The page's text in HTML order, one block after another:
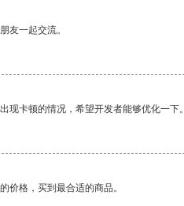
友一起交流。
现卡顿的情况，希望开发者能够优化一下。
价格，买到最合适的商品。